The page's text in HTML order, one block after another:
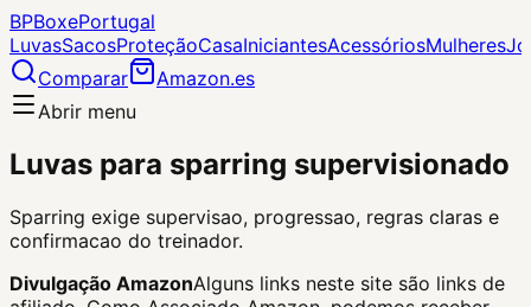
BPBoxePortugal
LuvasSacosProteçãoCasaIniciantesAcessóriosMulheres
Comparar
Amazon.es
Abrir menu
Luvas para sparring supervisionado
Sparring exige supervisao, progressao, regras claras e
confirmacao do treinador.
Divulgação AmazonAlguns links neste site são links de